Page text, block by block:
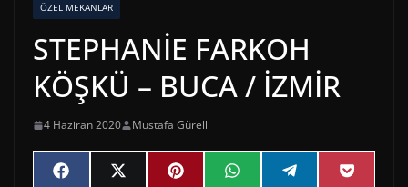
ÖZEL MEKANLAR
STEPHANİE FARKOH
KÖŞKÜ – BUCA / İZMİR
4 Haziran 2020 Mustafa Gürelli
Share
F Share
X Share
P Share
W Share Share
P